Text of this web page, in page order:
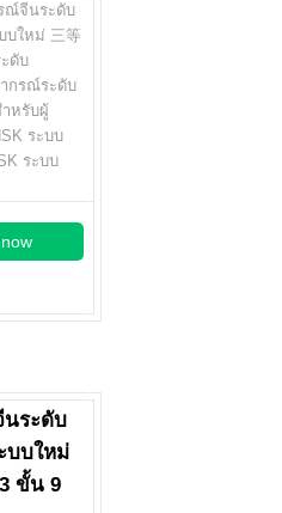
ณ์จีนระดับ
บใหม่ 三等
ดับ
กรณ์ระดับ
หรับผู้
ระบบ
ระบบ
ระดับ
บบใหม่
ขั้น 9